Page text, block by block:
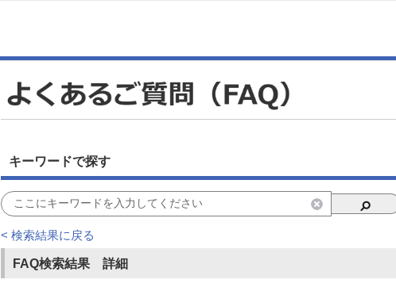
キーワードで探す
< 検索結果に戻る
FAQ検索結果 詳細